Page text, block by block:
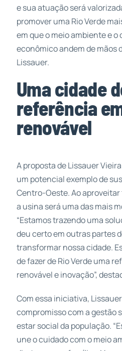
e sua atuação será
promover uma Rio Verde
em que o meio ambiente e
econômico andem de mãos
Lissauer.
Uma cidade
referência
renovável
A proposta de Lissauer
um potencial exemplo de
Centro-Oeste. Ao
a usina será uma das mais
“Estamos trazendo uma
deu certo em outras partes
transformar nossa cidade.
de fazer de Rio Verde uma
renovável e inovação”,
Com essa iniciativa,
compromisso com a gestão
estar social da população.
une o cuidado com o meio